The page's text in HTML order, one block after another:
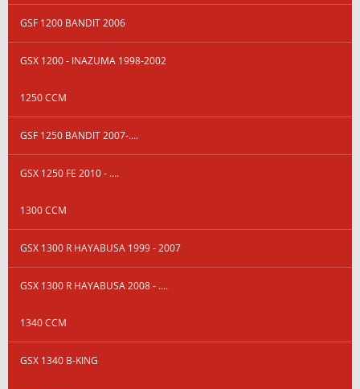
GSF 1200 BANDIT 2006
GSX 1200 - INAZUMA 1998-2002
1250 CCM
GSF 1250 BANDIT 2007-....
GSX 1250 FE 2010 - ....
1300 CCM
GSX 1300 R HAYABUSA 1999 - 2007
GSX 1300 R HAYABUSA 2008 - ....
1340 CCM
GSX 1340 B-KING